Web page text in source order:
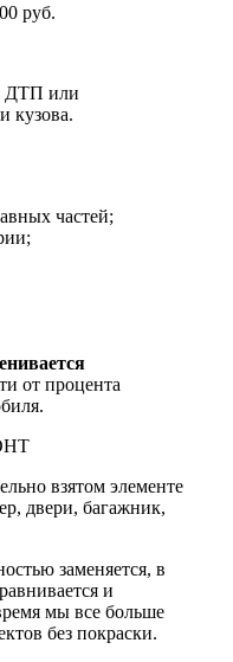
руб.
ДТП или
кузова.
частей;
от процента
взятом элементе
двери, багажник,
заменяется, в
и
мы все больше
без покраски.